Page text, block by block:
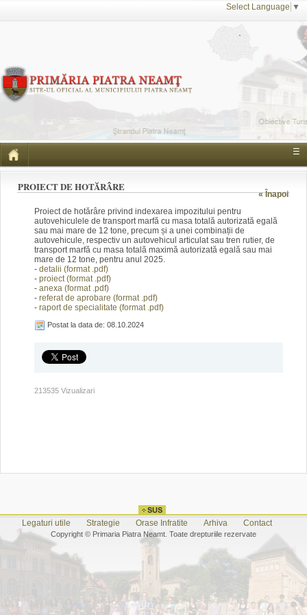
Select Language ▼
☰
« Înapoi
PROIECT DE HOTĂRÂRE
Proiect de hotărâre privind indexarea impozitului pentru
autovehiculele de transport marfă cu masa totală autorizată egală
sau mai mare de 12 tone, precum și a unei combinații de
autovehicule, respectiv un autovehicul articulat sau tren rutier, de
transport marfă cu masa totală maximă autorizată egală sau mai
mare de 12 tone, pentru anul 2025.
- detalii (format .pdf)
- proiect (format .pdf)
- anexa (format .pdf)
- referat de aprobare (format .pdf)
- raport de specialitate (format .pdf)
Postat la data de: 08.10.2024
213535 Vizualizari
Legaturi utile Strategie Orase Infratite Arhiva Contact
Copyright © Primaria Piatra Neamt. Toate drepturiile rezervate